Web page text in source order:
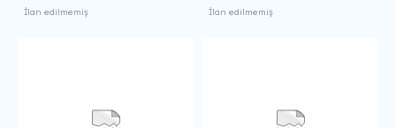
İlan edilmemiş İlan edilmemiş